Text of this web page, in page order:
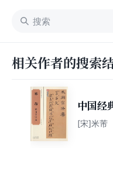
相关作者的搜索
中国经
千字文
[宋]米芾